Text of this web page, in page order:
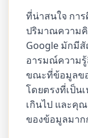
ที่น่าสนใจ การ
ปริมาณความ
Google มักมี
อารมณ์ความ
ขณะที่ข้อมูลข
โดยตรงที่เป็น
เกินไป และคุ
ของข้อมูลมา